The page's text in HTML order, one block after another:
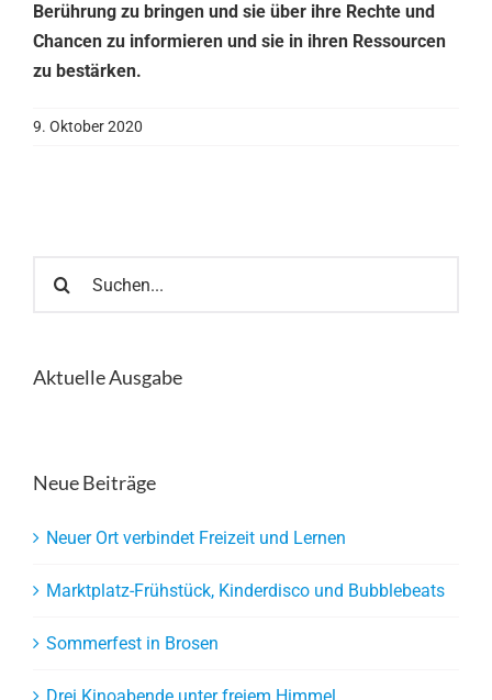
Berührung zu bringen und sie über ihre Rechte und
Chancen zu informieren und sie in ihren Ressourcen
zu bestärken.
9. Oktober 2020
nach:
Aktuelle Ausgabe
Neue Beiträge
Neuer Ort verbindet Freizeit und Lernen
Marktplatz-Frühstück, Kinderdisco und Bubblebeats
Sommerfest in Brosen